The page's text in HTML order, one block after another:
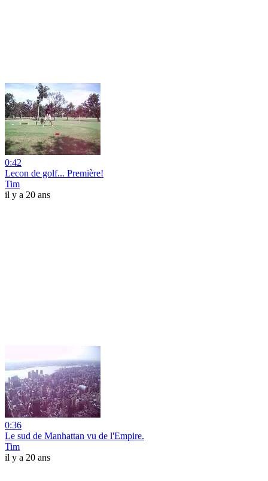
0:42
Lecon de golf... Première!
Tim
il y a 20 ans
0:36
Le sud de Manhattan vu de l'Empire.
Tim
il y a 20 ans